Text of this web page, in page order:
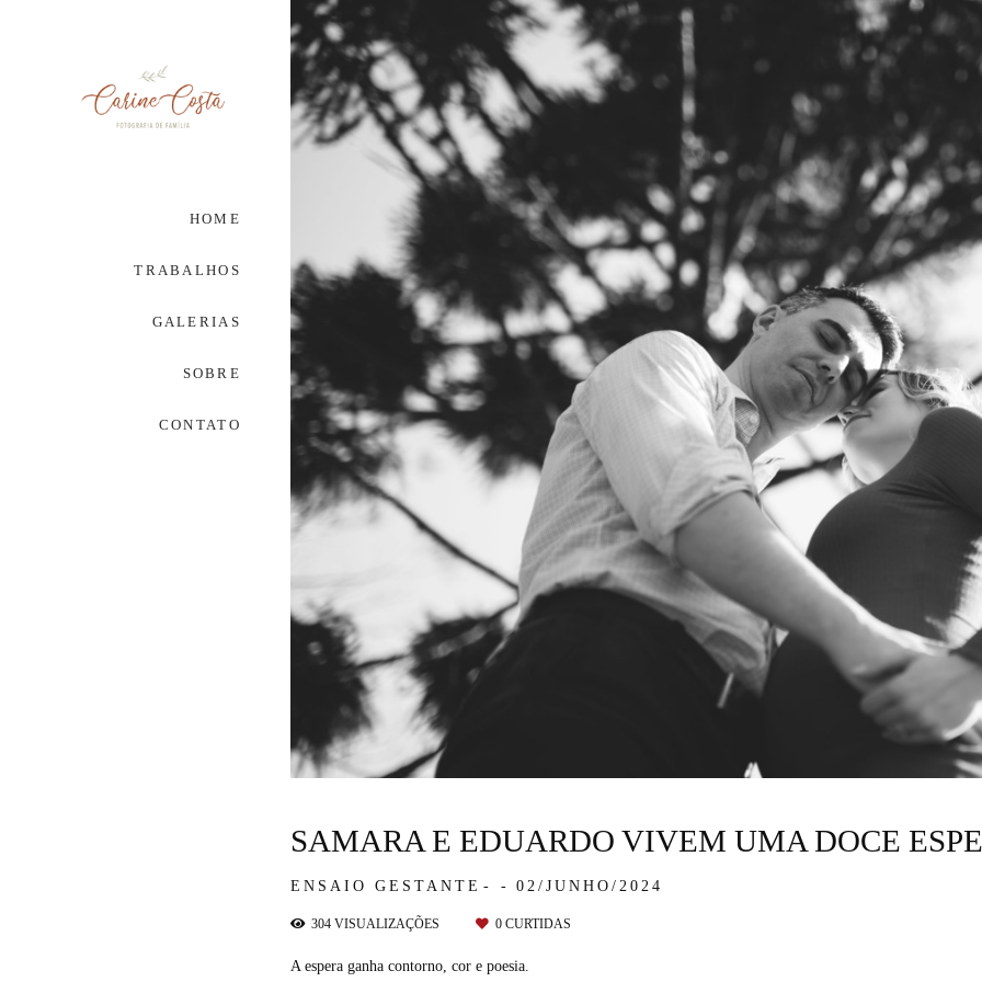
HOME
TRABALHOS
GALERIAS
SOBRE
CONTATO
ENSAIO GESTANTE 02/JUNHO/2024
SAMARA E EDUARDO VIVEM UMA DOCE
304 VISUALIZAÇÕES 0 CURTIDAS
A espera ganha contorno, cor e poesia.